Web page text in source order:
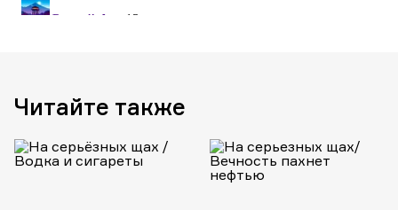
Читайте также